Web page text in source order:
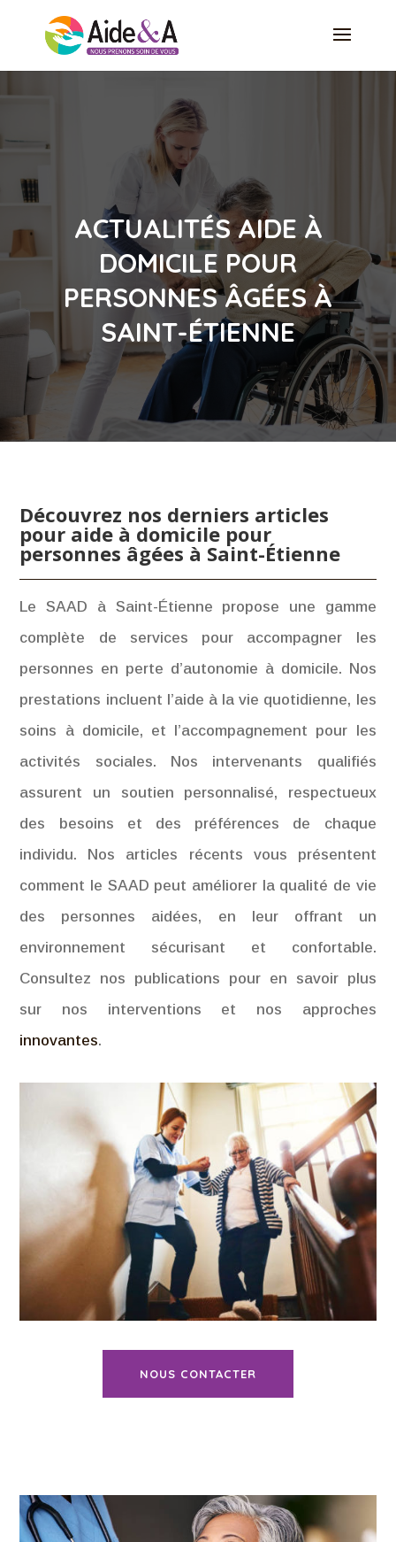
ACTUALITÉS AIDE À
DOMICILE POUR
PERSONNES ÂGÉES À
SAINT-ÉTIENNE
Découvrez nos derniers articles
pour aide à domicile pour
personnes âgées à Saint-Étienne
Le SAAD à Saint-Étienne propose une gamme
complète de services pour accompagner les
personnes en perte d’autonomie à domicile. Nos
prestations incluent l’aide à la vie quotidienne, les
soins à domicile, et l’accompagnement pour les
activités sociales. Nos intervenants qualifiés
assurent un soutien personnalisé, respectueux
des besoins et des préférences de chaque
individu. Nos articles récents vous présentent
comment le SAAD peut améliorer la qualité de vie
des personnes aidées, en leur offrant un
environnement sécurisant et confortable.
Consultez nos publications pour en savoir plus
sur nos interventions et nos approches
innovantes.
NOUS CONTACTER